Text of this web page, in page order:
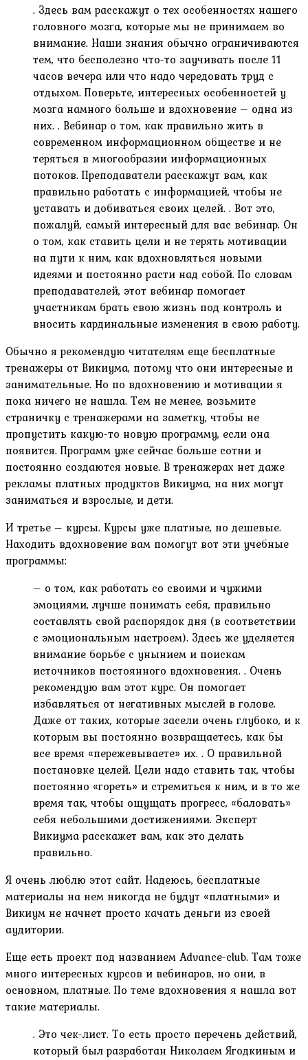
. Здесь вам расскажут о тех особенностях нашего
головного мозга, которые мы не принимаем во
внимание. Наши знания обычно ограничиваются
тем, что бесполезно что-то заучивать после 11
часов вечера или что надо чередовать труд с
отдыхом. Поверьте, интересных особенностей у
мозга намного больше и вдохновение – одна из
них. . Вебинар о том, как правильно жить в
современном информационном обществе и не
теряться в многообразии информационных
потоков. Преподаватели расскажут вам, как
правильно работать с информацией, чтобы не
уставать и добиваться своих целей. . Вот это,
пожалуй, самый интересный для вас вебинар. Он
о том, как ставить цели и не терять мотивации
на пути к ним, как вдохновляться новыми
идеями и постоянно расти над собой. По словам
преподавателей, этот вебинар помогает
участникам брать свою жизнь под контроль и
вносить кардинальные изменения в свою работу.
Обычно я рекомендую читателям еще бесплатные
тренажеры от Викиума, потому что они интересные и
занимательные. Но по вдохновению и мотивации я
пока ничего не нашла. Тем не менее, возьмите
страничку с тренажерами на заметку, чтобы не
пропустить какую-то новую программу, если она
появится. Программ уже сейчас больше сотни и
постоянно создаются новые. В тренажерах нет даже
рекламы платных продуктов Викиума, на них могут
заниматься и взрослые, и дети.
И третье – курсы. Курсы уже платные, но дешевые.
Находить вдохновение вам помогут вот эти учебные
программы:
– о том, как работать со своими и чужими
эмоциями, лучше понимать себя, правильно
составлять свой распорядок дня (в соответствии
с эмоциональным настроем). Здесь же уделяется
внимание борьбе с унынием и поискам
источников постоянного вдохновения. . Очень
рекомендую вам этот курс. Он помогает
избавляться от негативных мыслей в голове.
Даже от таких, которые засели очень глубоко, и к
которым вы постоянно возвращаетесь, как бы
все время «пережевываете» их. . О правильной
постановке целей. Цели надо ставить так, чтобы
постоянно «гореть» и стремиться к ним, и в то же
время так, чтобы ощущать прогресс, «баловать»
себя небольшими достижениями. Эксперт
Викиума расскажет вам, как это делать
правильно.
Я очень люблю этот сайт. Надеюсь, бесплатные
материалы на нем никогда не будут «платными» и
Викиум не начнет просто качать деньги из своей
аудитории.
Еще есть проект под названием Advance-club. Там тоже
много интересных курсов и вебинаров, но они, в
основном, платные. По теме вдохновения я нашла вот
такие материалы.
. Это чек-лист. То есть просто перечень действий,
который был разработан Николаем Ягодкиным и